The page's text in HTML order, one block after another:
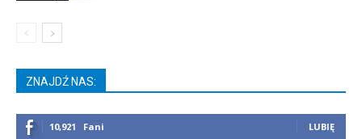
ZNAJDŹ NAS:
10,921 Fani LUBIĘ